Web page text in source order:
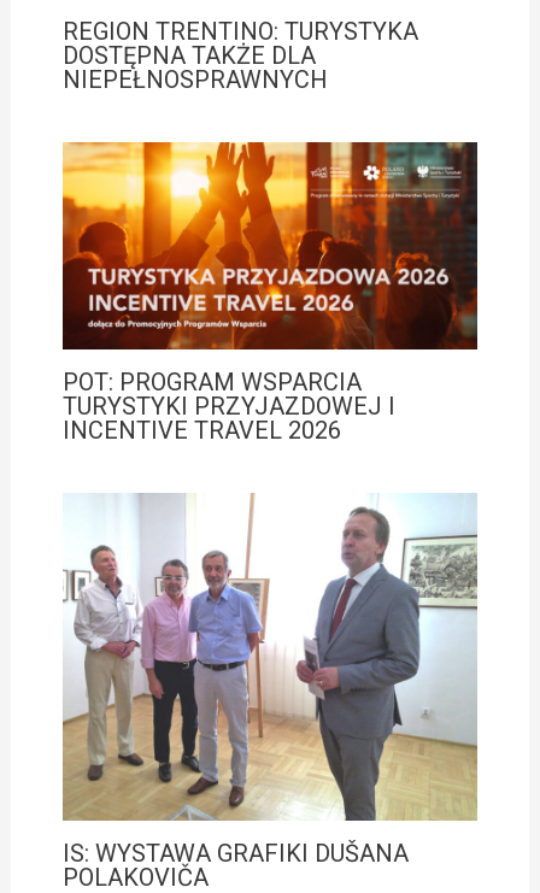
REGION TRENTINO: TURYSTYKA
DOSTĘPNA TAKŻE DLA
NIEPEŁNOSPRAWNYCH
POT: PROGRAM WSPARCIA
TURYSTYKI PRZYJAZDOWEJ I
INCENTIVE TRAVEL 2026
IS: WYSTAWA GRAFIKI DUŠANA
POLAKOVIČA